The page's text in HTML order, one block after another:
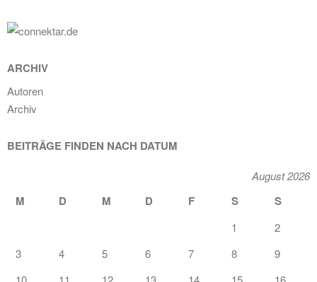
ARCHIV
Autoren
Archiv
BEITRÄGE FINDEN NACH DATUM
August 2026
M D M D F S S
1
2
3
4 5 6 7 8
9